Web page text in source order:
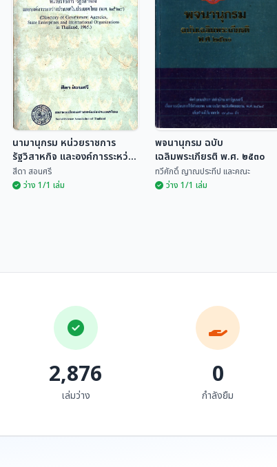
ฟื้นแผ่นดินล้านนา
Lannaissance 120 ปี
การต่อสู้ของท้องถิ่นในรัฐ
รวมศูนย์ (พ.ศ.2442-
2562)
ธเนศวร์ เจริญเมือง
ท่องล้านนาบนหลังช้าง
ของโฮลต์ ฮาลเลตต์
พ.ศ.2427
โฮลต์ ฮาลเลตต์ สุทธิศักดิ์ ปาล...
รัฐวิสาหกิจ และองค์การ
นามานุกรม หน่วยราชการ
รัฐวิสาหกิจ และองค์การระหว่าง
ประเทศในประเทศไทย (พ.ศ.
๒๕๒๘)
สีดา สอนศรี
ว่าง 1/1 เล่ม
เฉลิมพระเกียรติ พ.ศ.
พจนานุกรม ฉบับ
เฉลิมพระเกียรติ พ.ศ. ๒๕๓๐
ทวีศักดิ์ ญาณประทีป และคณะ
ว่าง 1/1 เล่ม
2,876
เล่มว่าง
0
กำลังยืม